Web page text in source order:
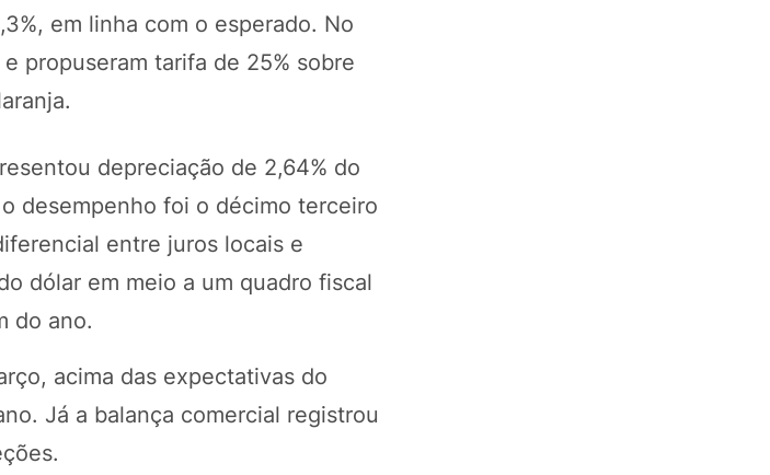
em linha com o esperado. No
propuseram tarifa de 25% sobre
depreciação de 2,64% do
desempenho foi o décimo terceiro
entre juros locais e
dólar em meio a um quadro fiscal
do ano.
acima das expectativas do
Já a balança comercial registrou